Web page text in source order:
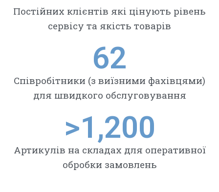
Постійних клієнтів які цінують рівень
сервісу та якість товарів
62
Співробітники (з виїзними фахівцями)
для швидкого обслуговування
>1,200
Артикулів на складах для оперативної
обробки замовлень